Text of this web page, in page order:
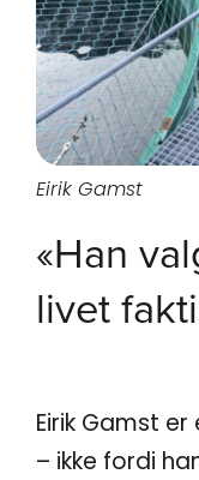
«Han
livet
Eirik Gamst
– ikke fordi
Eirik Gamst